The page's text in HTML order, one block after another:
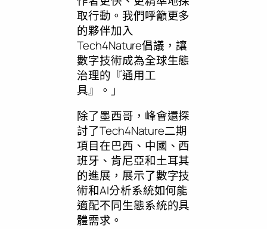
取行動。我們呼籲更多
的夥伴加入
Tech4Nature倡議，讓
數字技術成為全球生態
治理的『通用工
具』。」
除了墨西哥，峰會還探
討了Tech4Nature二期
項目在巴西、中國、西
班牙、肯尼亞和土耳其
的進展，展示了數字技
術和AI分析系統如何能
適配不同生態系統的具
體需求。